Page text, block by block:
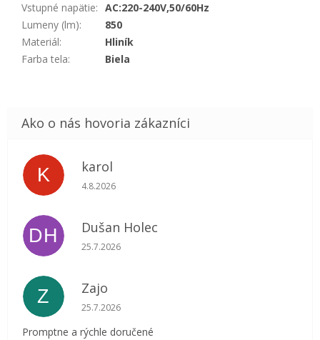
Vstupné napätie: AC:220-240V,50/60Hz
Lumeny (lm):
850
Materiál:
Hliník
Farba tela: Biela
K karol
Hodnotenie obchodu je 5 z 5 hviezdičiek.
4.8.2026
DH Dušan Holec
Hodnotenie obchodu je 5 z 5 hviezdičiek.
25.7.2026
Z Zajo
Hodnotenie obchodu je 5 z 5 hviezdičiek.
25.7.2026
Promptne a rýchle doručené